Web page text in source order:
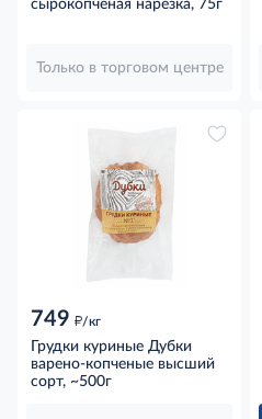
сырокопченая нарезка, 75г
Только в торговом центре
749 д/кг
Грудки куриные Дубки
варено-копченые высший
сорт, ~500г